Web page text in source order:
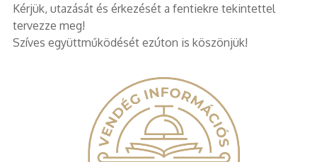
Kérjük, utazását és érkezését a fentiekre tekintettel
tervezze meg!
Szíves együttműködését ezúton is köszönjük!